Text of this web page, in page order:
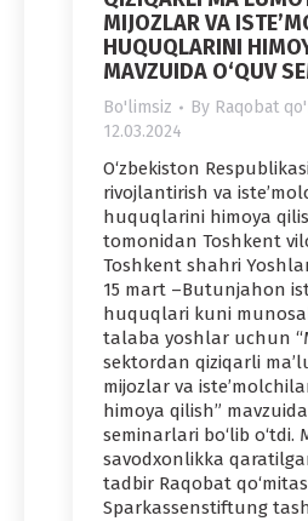
MIJOZLAR VA
HUQUQLARINI
MAVZUIDA O‘QUV
Bo'limsiz By Raqobat
12.03.2024
O‘zbekiston
rivojlantirish va
huquqlarini himoya
tomonidan Toshkent
Toshkent shahri
15 mart –Butunjahon
huquqlari kuni
talaba yoshlar uchun
sektordan qiziqarli
mijozlar va
himoya qilish”
seminarlari bo‘lib o‘tdi.
savodxonlikka
tadbir Raqobat
Sparkassenstiftung